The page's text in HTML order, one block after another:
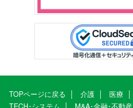
TOPページに戻る 介護 医療
TECH･システム
M&A･金融･不動産